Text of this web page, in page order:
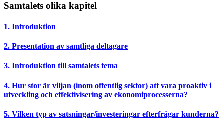
Samtalets olika kapitel
1. Introduktion
2. Presentation av samtliga deltagare
3. Introduktion till samtalets tema
4. Hur stor är viljan (inom offentlig sektor) att vara proaktiv i
utveckling och effektivisering av ekonomiprocesserna?
5. Vilken typ av satsningar/investeringar efterfrågar kunderna?